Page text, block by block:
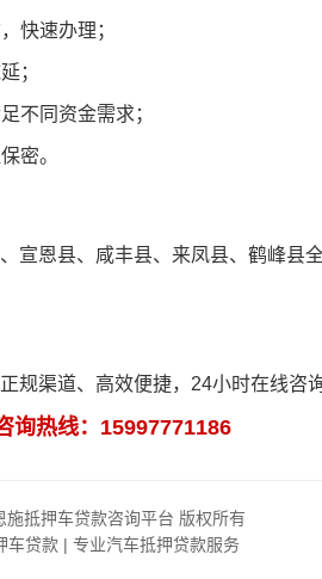
快速办理；
；
不同资金需求；
密。
宣恩县、咸丰县、来凤县、鹤峰县
规渠道、高效便捷，24小时在线咨询
询热线：15997771186
抵押车贷款咨询平台 版权所有
车贷款 | 专业汽车抵押贷款服务